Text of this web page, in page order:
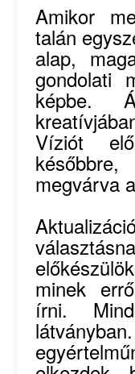
Amikor
talán
alap,
gondolati
képbe.
Víziót
megvárva
minek
írni.